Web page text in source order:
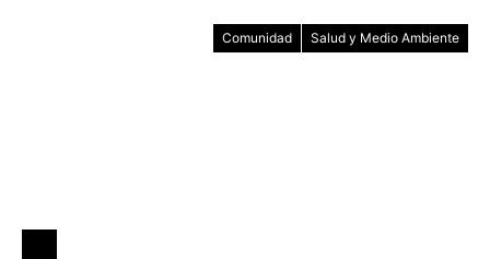
Comunidad Salud y Medio Ambiente